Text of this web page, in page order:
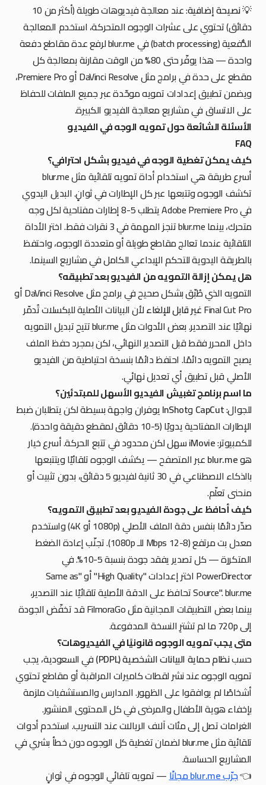
💡نصيحة إضافية
: عند معالجة فيديوهات طويلة (أكثر من 10
دقائق) تحتوي على عشرات الوجوه المتحركة، استخدم المعالجة
الدُّفعية (batch processing) في blur.me لرفع عدة مقاطع دفعة
واحدة — هذا يوفّر حتى 80% من الوقت مقارنة بمعالجة كل
مقطع على حدة في برامج مثل DaVinci Resolve أو Premiere Pro،
ويضمن تطبيق إعدادات تمويه موحّدة عبر جميع الملفات للحفاظ
على الاتساق في مشاريع معالجة الفيديو الكبيرة.
الأسئلة الشائعة حول تمويه الوجه في الفيديو
FAQ
كيف يمكن تغطية الوجه في فيديو بشكل احترافي؟
أسرع طريقة هي استخدام أداة تمويه تلقائية مثل blur.me
تكشف الوجوه وتتبعها عبر كل الإطارات في ثوانٍ. البديل اليدوي
في Adobe Premiere Pro يتطلب 5-8 إطارات مفتاحية لكل وجه
متحرك، بينما blur.me تنجز المهمة في 3 نقرات فقط. اختر الأداة
التلقائية عندما تعالج مقاطع طويلة أو متعددة الوجوه، واحتفظ
بالطريقة اليدوية للتحكم الإبداعي الكامل في مشاريع السينما.
هل يمكن إزالة التمويه من الفيديو بعد تطبيقه؟
التمويه الذي طُبّق بشكل صحيح في برامج مثل DaVinci Resolve أو
Final Cut Proغير قابل للإلغاءلأن البيانات الأصلية للبكسلات تُدمّر
نهائيًا عند التصدير. بعض الأدوات مثل blur.me تتيح تبديل التمويه
داخل المحرر فقط قبل التصدير النهائي، لكن بمجرد حفظ الملف
يصبح التمويه دائمًا. احتفظ دائمًا بنسخة احتياطية من الفيديو
الأصلي قبل تطبيق أي تعديل نهائي.
ما اسم برنامج تغبيش الفيديو الأسهل للمبتدئين؟
للجوال:CapCut وInShot يوفران واجهة بسيطة لكن يتطلبان ضبط
الإطارات المفتاحية يدويًا (5-10 دقائق لمقطع دقيقة واحدة).
للكمبيوتر:iMovieسهل لكن محدود في تتبع الحركة. أسرع خيار
هوblur.meعبر المتصفح — يكشف الوجوه تلقائيًا ويتتبعها
بالذكاء الاصطناعي في 30 ثانية لفيديو 5 دقائق، بدون تثبيت أو
منحنى تعلّم.
كيف أحافظ على جودة الفيديو بعد تطبيق التمويه؟
صدّر دائمًا بنفس دقة الملف الأصلي (1080p أو 4K) واستخدم
معدل بت مرتفع (8-12 Mbps للـ 1080p). تجنّب إعادة الضغط
المتكررة — كل تصدير يفقد جودة بنسبة 5-10%. في
PowerDirector اختر إعدادات "High Quality" أو "Same as
Source". blur.me تحافظ على الدقة الأصلية تلقائيًا عند التصدير،
بينما بعض التطبيقات المجانية مثل FilmoraGo قد تخفّض الجودة
إلى 720p ما لم تشترِ النسخة المدفوعة.
متى يجب تمويه الوجوه قانونيًا في الفيديوهات؟
حسبنظام حماية البيانات الشخصية (PDPL)
في السعودية، يجب
تمويه الوجوه عند نشر لقطات كاميرات المراقبة أو مقاطع تحتوي
أشخاصًا لم يوافقوا على الظهور. المدارس والمستشفيات ملزمة
بإخفاء هوية الأطفال والمرضى في كل المحتوى المنشور.
الغرامات تصل إلى مئات آلاف الريالات عند التسريب. استخدم أدوات
تلقائية مثل blur.me لضمان تغطية كل الوجوه دون خطأ بشري في
المشاريع الحساسة.
👈جرّب blur.me مجانًا — تمويه تلقائي للوجوه في ثوانٍ